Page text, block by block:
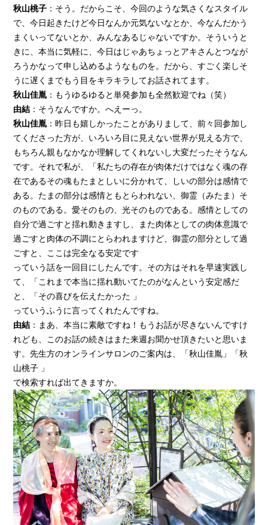
秋山桃子 ：そう。だからこそ、今回のような気さくなスタイル
で、今日起きたけど今日なんか元気ないなとか、今なんだかう
まくいってないとか、みんなあるじゃないですか。そういうと
きに、本当に気軽に、今日はじゃあちょっとアキさんとつなが
ろうかなって申し込めるようなものを。だから、すごく楽しそ
うに遅くまでもう目をキラキラしてお話されてます。
秋山佳胤：もうゆるゆると単発参加も全然歓迎でね（笑）
由結 ：そうなんですか。へえーっ。
秋山佳胤：昨日も嬉しかったことがありまして、前々回参加し
てくださった方が、いろいろ目に見えない世界が見える方で、
もちろん親もなかなか理解してくれないし大変だったそうなん
です。それで私が、「私たちの存在が肉体だけではなく魂の存
在であるその魂もたまとしいに分かれて、しいの部分は感情で
ある。たまの部分は感情ともとらわれない、御霊（みたま）そ
のものである。愛そのもの、光そのものである。感情としての
自分で過ごすと揺れ動きますし、また肉体としての肉体意識で
過ごすと肉体の不調にとらわれますけど、御霊の部分として過
ごすと、ここは完全なる安定です
っていう話を一回目にしたんです。その方はそれを早速実践し
て、「これまで本当に揺れ動いてたのがなんという安定感だ
と、「その喜びを伝えたかった 」
っていうふうに言ってくれたんですね。
由結 ：まあ、本当に素敵ですね！もうお話が尽きないんですけ
れども、このお話の続きはまた来週お聞かせ頂きたいと思いま
す。先生方のオンラインサロンのご案内は、「秋山佳胤」「秋
山桃子 」
で検索すれば出てきますか。